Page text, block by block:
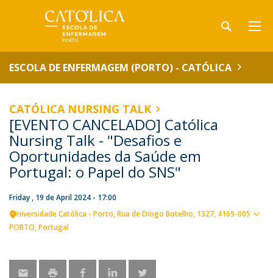
ESCOLA DE ENFERMAGEM (PORTO) - CATÓLICA
CATÓLICA NURSING TALK
[EVENTO CANCELADO] Católica
Nursing Talk - "Desafios e
Oportunidades da Saúde em
Portugal: o Papel do SNS"
Friday , 19 de April 2024 - 17:00
Universidade Católica - Porto Rua de Diogo Botelho, 1327 4169-005
PORTO Portugal